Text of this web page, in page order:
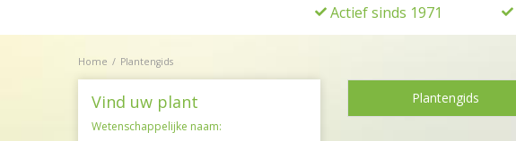
Home Plantengids
Actief sinds 1971
Plantengids
Vind uw plant
Wetenschappelijke naam: